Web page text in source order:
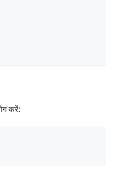
करें: